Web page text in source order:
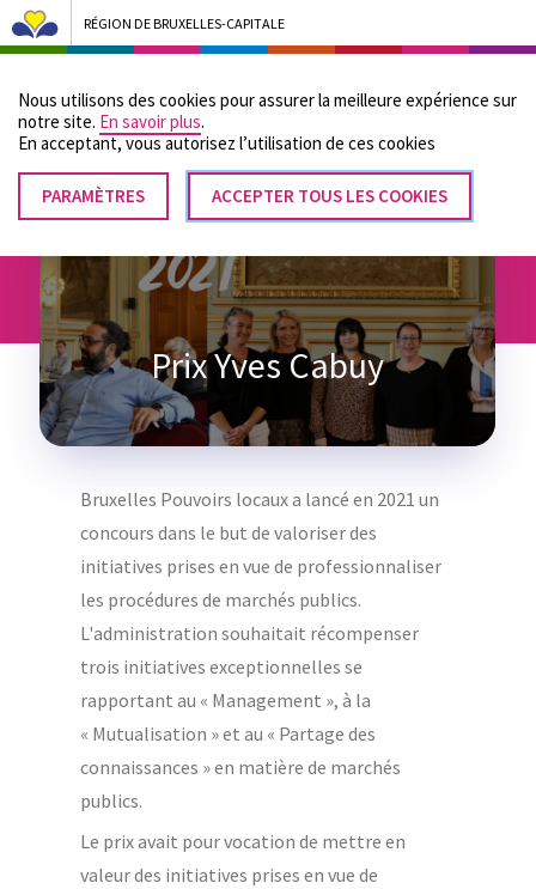
Nous utilisons des cookies pour assurer la meilleure expérience sur
notre site. En savoir plus.
En acceptant, vous autorisez lʼutilisation de ces cookies
PARAMÈTRES ACCEPTER TOUS LES COOKIES
RETIRER
LE
RÉGION DE BRUXELLES-CAPITALE
Bruxelles Pouvoirs Locaux - Aller à la page d'accueil
Menu
Fil
d'Ariane
Accueil Prix Yves Cabuy
Prix Yves Cabuy
Bruxelles Pouvoirs locaux a lancé en 2021 un
concours dans le but de valoriser des
initiatives prises en vue de professionnaliser
les procédures de marchés publics.
L'administration souhaitait récompenser
trois initiatives exceptionnelles se
rapportant au « Management », à la
« Mutualisation » et au « Partage des
connaissances » en matière de marchés
publics.
Le prix avait pour vocation de ​mettre en
valeur des initiatives prises en vue de